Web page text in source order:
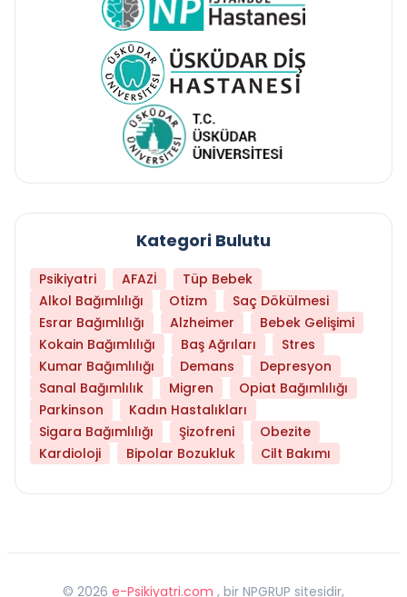
Kategori Bulutu
Psikiyatri AFAZİ
Tüp Bebek
Alkol Bağımlılığı
Otizm
Saç Dökülmesi
Esrar Bağımlılığı
Alzheimer
Bebek Gelişimi
Kokain Bağımlılığı
Baş Ağrıları
Stres
Kumar Bağımlılığı
Demans
Depresyon
Sanal Bağımlılık
Migren
Opiat Bağımlılığı
Parkinson
Kadın Hastalıkları
Sigara Bağımlılığı
Şizofreni
Obezite
Kardioloji
Bipolar Bozukluk Cilt Bakımı
© 2026 e-Psikiyatri.com , bir NPGRUP sitesidir,